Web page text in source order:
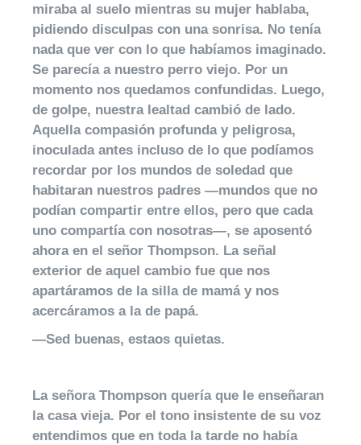
miraba al suelo mientras su mujer hablaba,
pidiendo disculpas con una sonrisa. No tenía
nada que ver con lo que habíamos imaginado.
Se parecía a nuestro perro viejo. Por un
momento nos quedamos confundidas. Luego,
de golpe, nuestra lealtad cambió de lado.
Aquella compasión profunda y peligrosa,
inoculada antes incluso de lo que podíamos
recordar por los mundos de soledad que
habitaran nuestros padres —mundos que no
podían compartir entre ellos, pero que cada
uno compartía con nosotras—, se aposentó
ahora en el señor Thompson. La señal
exterior de aquel cambio fue que nos
apartáramos de la silla de mamá y nos
acercáramos a la de papá.
—Sed buenas, estaos quietas.
La señora Thompson quería que le enseñaran
la casa vieja. Por el tono insistente de su voz
entendimos que en toda la tarde no había